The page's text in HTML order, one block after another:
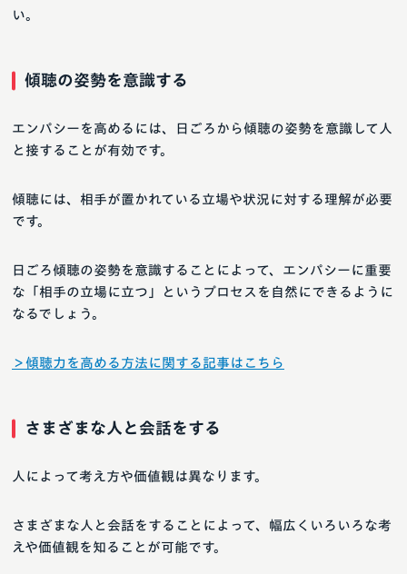
い。
傾聴の姿勢を意識する
エンパシーを高めるには、日ごろから傾聴の姿勢を意識して人
と接することが有効です。
傾聴には、相手が置かれている立場や状況に対する理解が必要
です。
日ごろ傾聴の姿勢を意識することによって、エンパシーに重要
な「相手の立場に立つ」というプロセスを自然にできるように
なるでしょう。
＞傾聴力を高める方法に関する記事はこちら
さまざまな人と会話をする
人によって考え方や価値観は異なります。
さまざまな人と会話をすることによって、幅広くいろいろな考
えや価値観を知ることが可能です。